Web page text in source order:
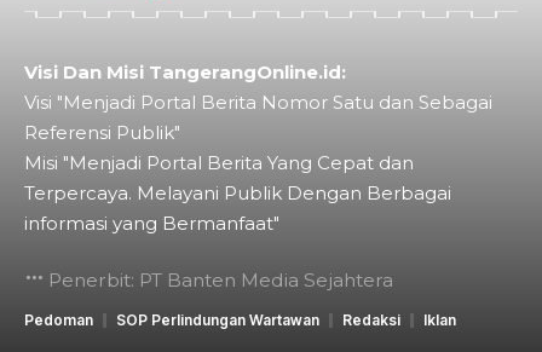
Visi Dan Misi TangerangOnline.id:
Visi "Menjadi Portal Berita Nomor Satu dan Sebagai
Referensi Publik"
Misi "Menjadi Portal Berita Yang Cepat dan
Terpercaya. Melayani Publik Dengan Berbagai
informasi yang Bermanfaat"
Penerbit: PT Banten Media Sejahtera
Pedoman SOP Perlindungan Wartawan Redaksi Iklan